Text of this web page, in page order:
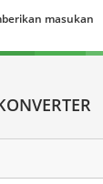
masukan